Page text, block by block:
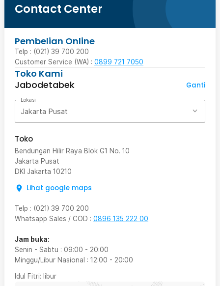
Contact Center
Pembelian Online
Telp : (021) 39 700 200
Customer Service (WA) : 0899 721 7050
Toko Kami
Jabodetabek
Ganti
Lokasi
Jakarta Pusat
Toko
Bendungan Hilir Raya Blok G1 No. 10
Jakarta Pusat
DKI Jakarta 10210
Lihat google maps
Telp : (021) 39 700 200
Whatsapp Sales / COD : 0896 135 222 00
Jam buka:
Senin - Sabtu : 09:00 - 20:00
Minggu/Libur Nasional : 12:00 - 20:00
Idul Fitri: libur